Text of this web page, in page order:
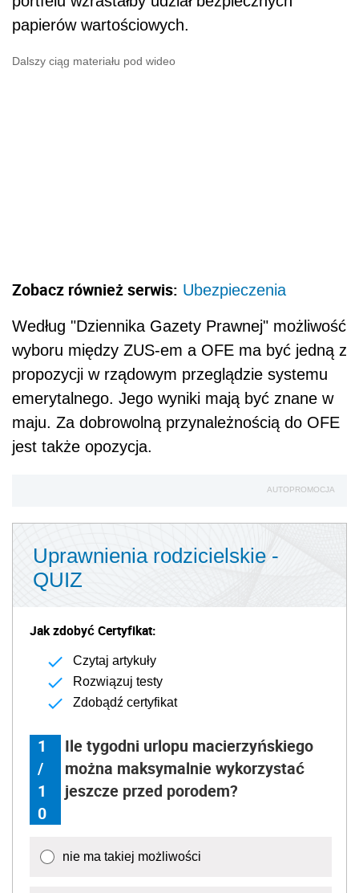
papierów wartościowych.
Dalszy ciąg materiału pod wideo
Zobacz również serwis: Ubezpieczenia
Według "Dziennika Gazety Prawnej" możliwość
wyboru między ZUS-em a OFE ma być jedną z
propozycji w rządowym przeglądzie systemu
emerytalnego. Jego wyniki mają być znane w
maju. Za dobrowolną przynależnością do OFE
jest także opozycja.
AUTOPROMOCJA
Uprawnienia rodzicielskie -
QUIZ
Jak zdobyć Certyfikat:
Czytaj artykuły
Rozwiązuj testy
Zdobądź certyfikat
1
/
1
0
Ile tygodni urlopu macierzyńskiego
można maksymalnie wykorzystać
jeszcze przed porodem?
nie ma takiej możliwości